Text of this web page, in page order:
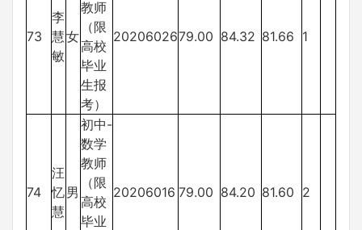
73
李
慧
敏
女
教师
（限
高校
毕业
生报
考）
2020602679.00 84.32 81.66 1
74
汪
忆
慧
男
初中-
数学
教师
（限
高校
毕业
20206016 79.00 84.20 81.60 2